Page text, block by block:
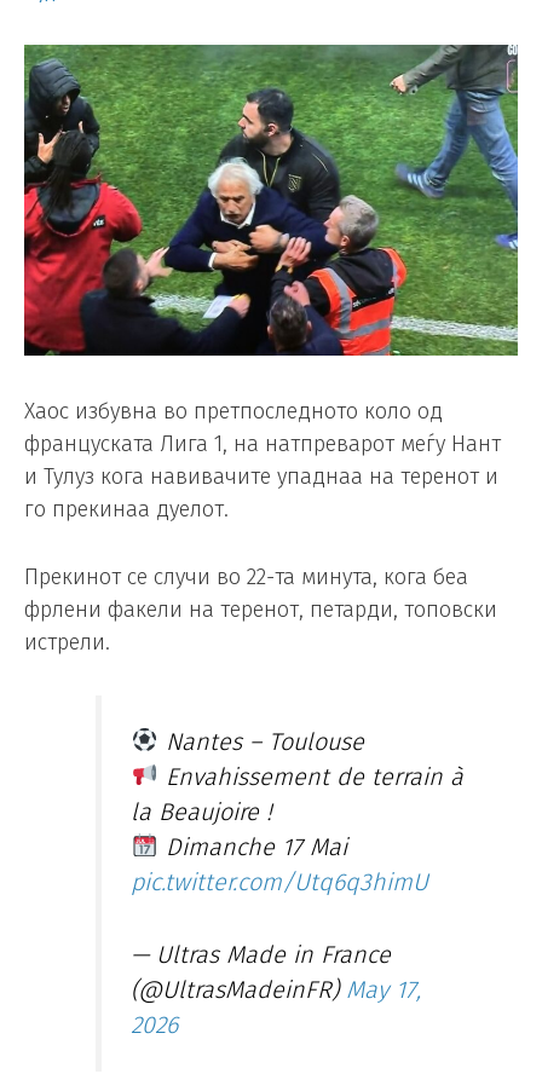
Хаос избувна во претпоследното коло од
француската Лига 1, на натпреварот меѓу Нант
и Тулуз кога навивачите упаднаа на теренот и
го прекинаа дуелот.
Прекинот се случи во 22-та минута, кога беа
фрлени факели на теренот, петарди, топовски
истрели.
Nantes – Toulouse
Envahissement de terrain à
la Beaujoire !
Dimanche 17 Mai
pic.twitter.com/Utq6q3himU
— Ultras Made in France
(@UltrasMadeinFR) May 17,
2026